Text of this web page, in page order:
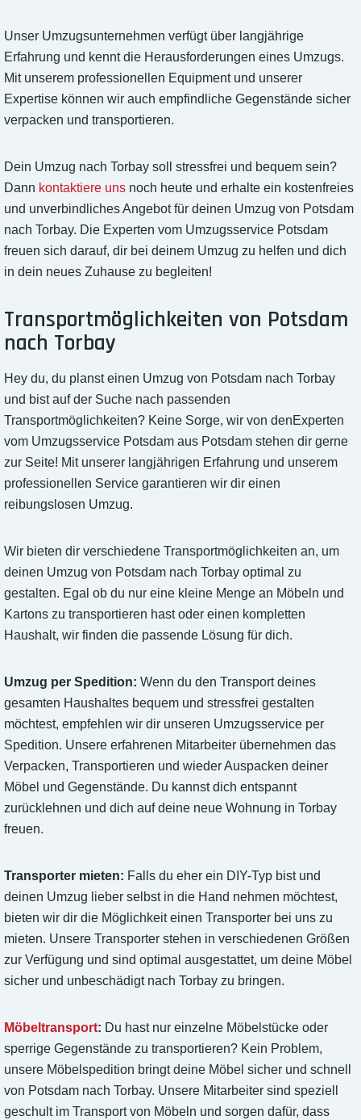
Unser Umzugsunternehmen verfügt über langjährige
Erfahrung und kennt die Herausforderungen eines Umzugs.
Mit unserem professionellen Equipment und unserer
Expertise können wir auch empfindliche Gegenstände sicher
verpacken und transportieren.
Dein Umzug nach Torbay soll stressfrei und bequem sein?
Dann kontaktiere uns noch heute und erhalte ein kostenfreies
und unverbindliches Angebot für deinen Umzug von Potsdam
nach Torbay. Die Experten vom Umzugsservice Potsdam
freuen sich darauf, dir bei deinem Umzug zu helfen und dich
in dein neues Zuhause zu begleiten!
Transportmöglichkeiten von Potsdam
nach Torbay
Hey du, du planst einen Umzug von Potsdam nach Torbay
und bist auf der Suche nach passenden
Transportmöglichkeiten? Keine Sorge, wir von denExperten
vom Umzugsservice Potsdam aus Potsdam stehen dir gerne
zur Seite! Mit unserer langjährigen Erfahrung und unserem
professionellen Service garantieren wir dir einen
reibungslosen Umzug.
Wir bieten dir verschiedene Transportmöglichkeiten an, um
deinen Umzug von Potsdam nach Torbay optimal zu
gestalten. Egal ob du nur eine kleine Menge an Möbeln und
Kartons zu transportieren hast oder einen kompletten
Haushalt, wir finden die passende Lösung für dich.
Umzug per Spedition: Wenn du den Transport deines
gesamten Haushaltes bequem und stressfrei gestalten
möchtest, empfehlen wir dir unseren Umzugsservice per
Spedition. Unsere erfahrenen Mitarbeiter übernehmen das
Verpacken, Transportieren und wieder Auspacken deiner
Möbel und Gegenstände. Du kannst dich entspannt
zurücklehnen und dich auf deine neue Wohnung in Torbay
freuen.
Transporter mieten: Falls du eher ein DIY-Typ bist und
deinen Umzug lieber selbst in die Hand nehmen möchtest,
bieten wir dir die Möglichkeit einen Transporter bei uns zu
mieten. Unsere Transporter stehen in verschiedenen Größen
zur Verfügung und sind optimal ausgestattet, um deine Möbel
sicher und unbeschädigt nach Torbay zu bringen.
Möbeltransport: Du hast nur einzelne Möbelstücke oder
sperrige Gegenstände zu transportieren? Kein Problem,
unsere Möbelspedition bringt deine Möbel sicher und schnell
von Potsdam nach Torbay. Unsere Mitarbeiter sind speziell
geschult im Transport von Möbeln und sorgen dafür, dass